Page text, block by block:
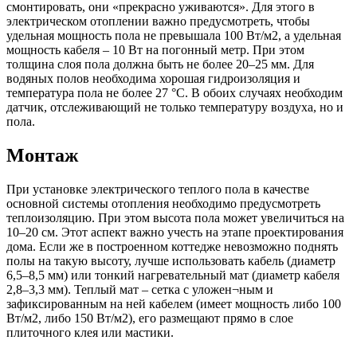
смонтировать, они «прекрасно уживаются». Для этого в
электрическом отоплении важно предусмотреть, чтобы
удельная мощность пола не превышала 100 Вт/м2, а удельная
мощность кабеля – 10 Вт на погонный метр. При этом
толщина слоя пола должна быть не более 20–25 мм. Для
водяных полов необходима хорошая гидроизоляция и
температура пола не более 27 °С. В обоих случаях необходим
датчик, отслеживающий не только температуру воздуха, но и
пола.
Монтаж
При установке электрического теплого пола в качестве
основной системы отопления необходимо предусмотреть
теплоизоляцию. При этом высота пола может увеличиться на
10–20 см. Этот аспект важно учесть на этапе проектирования
дома. Если же в построенном коттедже невозможно поднять
полы на такую высоту, лучше использовать кабель (диаметр
6,5–8,5 мм) или тонкий нагревательный мат (диаметр кабеля
2,8–3,3 мм). Теплый мат – сетка с уложен¬ным и
зафиксированным на ней кабелем (имеет мощность либо 100
Вт/м2, либо 150 Вт/м2), его размещают прямо в слое
плиточного клея или мастики.